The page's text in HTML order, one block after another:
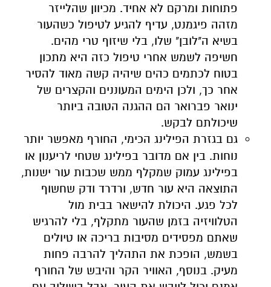
פתוחות ומרקם לא אחיד. מכיוון שהלייזר
מזהה פיגמנט, עדיף להגיע לטיפול כשהעור
בשיא ה"לובן" שלו, בלי שיזוף טרי מהים.
חשיפה לשמש אחרי טיפול כזה היא מתכון
בטוח לכתמים כהים שיהיה קשה מאוד להסיר
אחר כך, ולכן הימים המעוננים והקצרים של
ינואר פברואר הם ההגנה הטובה ביותר
שיכולתם לבקש.
גם בגזרת הפילינג הכימי, החורף מאפשר יותר
נוחות. בין אם מדובר בפילינג שטחי לריענון או
בפילינג עמוק שמקלף ממש שכבות עור ישנות,
התוצאה היא עור חדש, ורדרד ודק שחשוף
לכל פגע. היכולת להישאר בבית מול
הטלוויזיה בזמן שהעור מתקלף, בלי להרגיש
שאתם מפסידים מסיבות בריכה או טיולים
בשמש, הופכת את התהליך להרבה פחות
מעיק. בנוסף, האוויר הקר והיבש של החורף